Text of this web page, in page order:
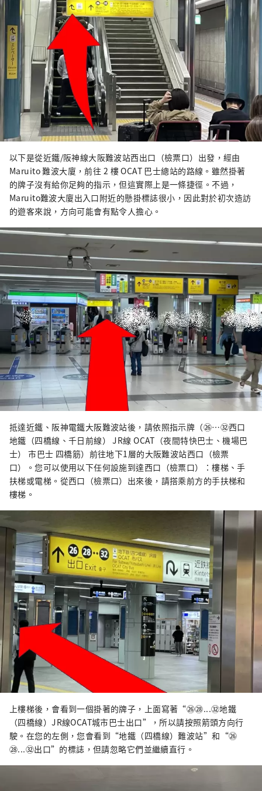
以下是從近鐵/阪神線大阪難波站西出口（檢票口）出發，經由
Maruito 難波大廈，前往 2 樓 OCAT 巴士總站的路線。雖然掛著
的牌子沒有給你足夠的指示，但這實際上是一條捷徑。不過，
Maruito難波大廈出入口附近的懸掛標誌很小，因此對於初次造訪
的遊客來說，方向可能會有點令人擔心。
抵達近鐵、阪神電鐵大阪難波站後，請依照指示牌（㉖…㉜西口
地鐵（四橋線、千日前線） JR線 OCAT（夜間特快巴士、機場巴
士） 市巴士 四橋筋）前往地下1層的大阪難波站西口（檢票
口）。您可以使用以下任何設施到達西口（檢票口）：樓梯、手
扶梯或電梯。從西口（檢票口）出來後，請搭乘前方的手扶梯和
樓梯。
上樓梯後，會看到一個掛著的牌子，上面寫著“㉖㉘...㉜地鐵
（四橋線）JR線OCAT城市巴士出口”，所以請按照箭頭方向行
駛。在您的左側，您會看到“地鐵（四橋線）難波站”和“㉖
㉘...㉜出口”的標誌，但請忽略它們並繼續直行。